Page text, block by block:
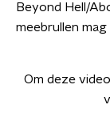
Beyond Hell/
meebrullen
Om deze